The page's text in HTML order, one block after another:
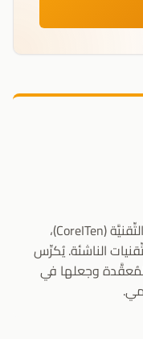
مُؤسِّس ورئيس تحرير الموسوعة التِّقنيَّة (CoreITen)،
الناشئة. يُكرِّس
وجعلها في